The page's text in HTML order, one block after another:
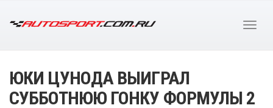
ЮКИ ЦУНОДА ВЫИГРАЛ
СУББОТНЮЮ ГОНКУ ФОРМУЛЫ 2